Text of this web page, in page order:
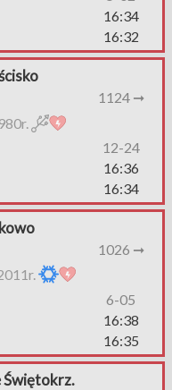
16:34
16:32
1124 ➞
12-24
16:36
16:34
1026 ➞
6-05
16:38
16:35